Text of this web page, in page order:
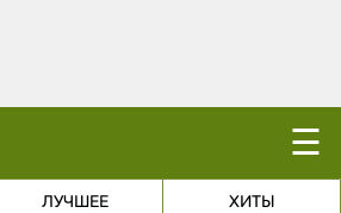
☰
ЛУЧШЕЕ ХИТЫ